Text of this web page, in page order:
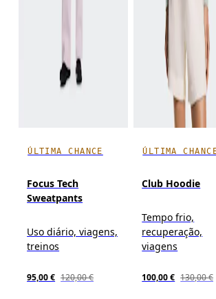
ÚLTIMA CHANCE
Focus Tech
Sweatpants
Uso diário, viagens,
treinos
95,00 € 120,00 €
ÚLTIMA
Club Hoodie
Tempo frio,
recuperação,
viagens
100,00 € 130,00 €